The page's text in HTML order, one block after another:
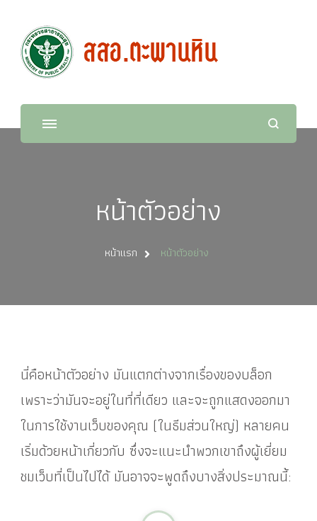
สำนักงานสาธารณสุขอำเภอ
ตะพานหิน
หน้าตัวอย่าง
หน้าแรก หน้าตัวอย่าง
นี่คือหน้าตัวอย่าง มันแตกต่างจากเรื่องของบล็อก
เพราะว่ามันจะอยู่ในที่ที่เดียว และจะถูกแสดงออกมา
ในการใช้งานเว็บของคุณ (ในธีมส่วนใหญ่) หลายคน
เริ่มด้วยหน้าเกี่ยวกับ ซึ่งจะแนะนำพวกเขาถึงผู้เยี่ยม
ชมเว็บที่เป็นไปได้ มันอาจจะพูดถึงบางสิ่งประมาณนี้: